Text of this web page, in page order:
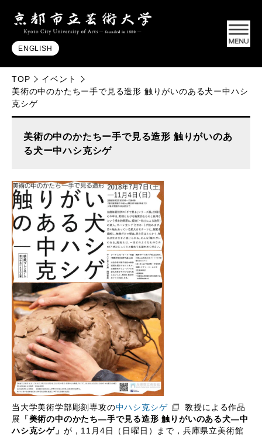
ENGLISH
TOP
イベント
美術の中のかたちー手で見る造形 触りがいのある犬ー中ハシ
克シゲ
美術の中のかたちー手で見る造形 触りがいのあ
る犬ー中ハシ克シゲ
当大学美術学部彫刻専攻の中ハシ克シゲ
教授による作品
展
「美術の中のかたち―手で見る造形 触りがいのある犬―中
ハシ克シゲ」 が，11月4日（日曜日）まで，兵庫県立美術館